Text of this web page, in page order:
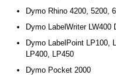
Dymo Rhino 4200, 5200,
Dymo LabelWriter LW400
Dymo LabelPoint LP100,
LP400, LP450
Dymo Pocket 2000